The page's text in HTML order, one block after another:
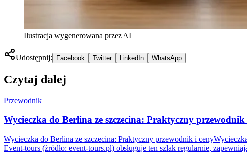
Ilustracja wygenerowana przez AI
Udostępnij: Facebook Twitter LinkedIn WhatsApp
Czytaj dalej
Przewodnik
Wycieczka do Berlina ze szczecina: Praktyczny przewodnik
Wycieczka do Berlina ze szczecina: Praktyczny przewodnik i
Event-tours (źródło: event-tours.pl) obsługuje ten szlak regularnie,